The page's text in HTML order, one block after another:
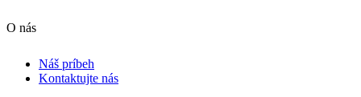
O nás
Náš príbeh
Kontaktujte nás